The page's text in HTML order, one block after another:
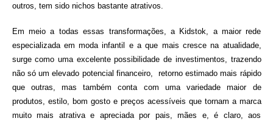
outros, tem sido nichos bastante atrativos.
Em meio a todas essas transformações, a Kidstok, a maior rede
especializada em moda infantil e a que mais cresce na atualidade,
surge como uma excelente possibilidade de investimentos, trazendo
não só um elevado potencial financeiro, retorno estimado mais rápido
que outras, mas também conta com uma variedade maior de
produtos, estilo, bom gosto e preços acessíveis que tornam a marca
muito mais atrativa e apreciada por pais, mães e, é claro, aos